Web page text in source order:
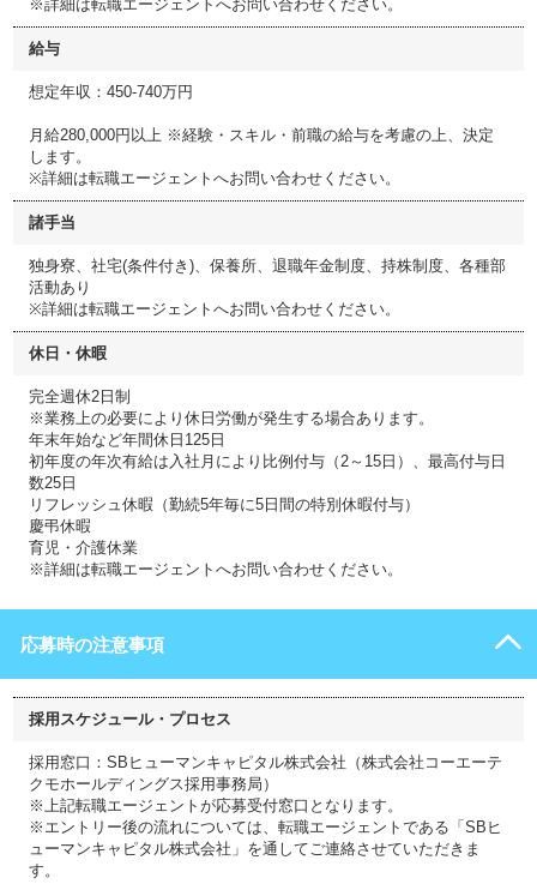
※詳細は転職エージェントへお問い合わせください。
給与
想定年収：450-740万円
月給280,000円以上 ※経験・スキル・前職の給与を考慮の上、決定
します。
※詳細は転職エージェントへお問い合わせください。
諸手当
独身寮、社宅(条件付き)、保養所、退職年金制度、持株制度、各種部
活動あり
※詳細は転職エージェントへお問い合わせください。
休日・休暇
完全週休2日制
※業務上の必要により休日労働が発生する場合あります。
年末年始など年間休日125日
初年度の年次有給は入社月により比例付与（2～15日）、最高付与日
数25日
リフレッシュ休暇（勤続5年毎に5日間の特別休暇付与）
慶弔休暇
育児・介護休業
※詳細は転職エージェントへお問い合わせください。
応募時の注意事項
採用スケジュール・プロセス
採用窓口：SBヒューマンキャピタル株式会社（株式会社コーエーテ
クモホールディングス採用事務局）
※上記転職エージェントが応募受付窓口となります。
※エントリー後の流れについては、転職エージェントである「SBヒ
ューマンキャピタル株式会社」を通してご連絡させていただきま
す。